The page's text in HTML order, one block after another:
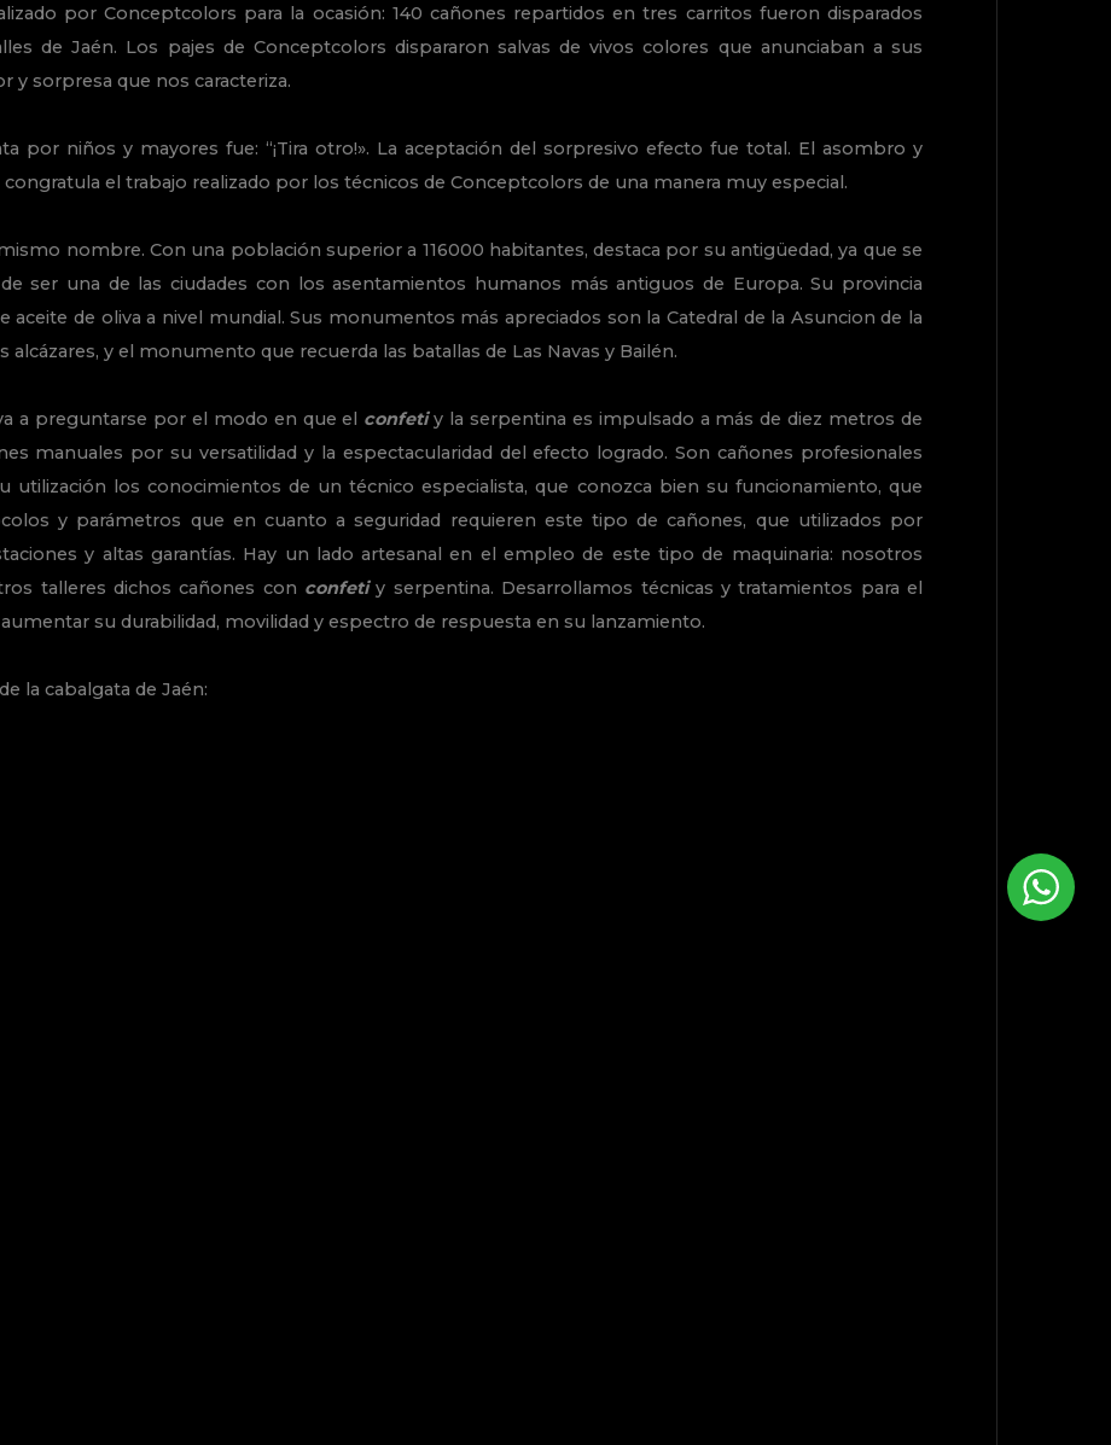
por Conceptcolors para la ocasión: 140 cañones repartidos en tres carritos fueron disparados
de Jaén. Los pajes de Conceptcolors dispararon salvas de vivos colores que anunciaban a sus
y sorpresa que nos caracteriza.
por niños y mayores fue: “¡Tira otro!». La aceptación del sorpresivo efecto fue total. El asombro y
el trabajo realizado por los técnicos de Conceptcolors de una manera muy especial.
nombre. Con una población superior a 116000 habitantes, destaca por su antigüedad, ya que se
ser una de las ciudades con los asentamientos humanos más antiguos de Europa. Su provincia
aceite de oliva a nivel mundial. Sus monumentos más apreciados son la Catedral de la Asuncion de la
alcázares, y el monumento que recuerda las batallas de Las Navas y Bailén.
a preguntarse por el modo en que el confetiy la serpentina es impulsado a más de diez metros de
manuales por su versatilidad y la espectacularidad del efecto logrado. Son cañones profesionales
utilización los conocimientos de un técnico especialista, que conozca bien su funcionamiento, que
y parámetros que en cuanto a seguridad requieren este tipo de cañones, que utilizados por
y altas garantías. Hay un lado artesanal en el empleo de este tipo de maquinaria: nosotros
talleres dichos cañones con confetiy serpentina. Desarrollamos técnicas y tratamientos para el
su durabilidad, movilidad y espectro de respuesta en su lanzamiento.
la cabalgata de Jaén: